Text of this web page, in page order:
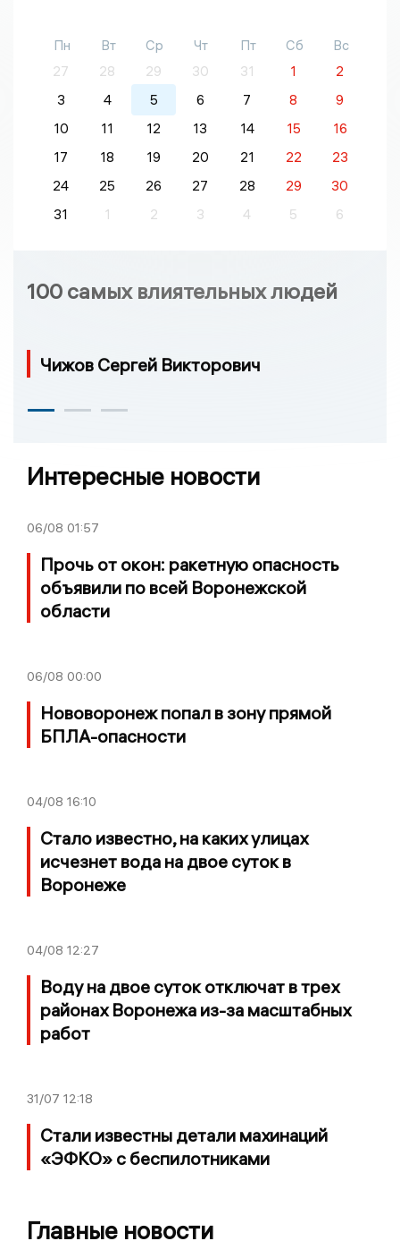
Пн Вт Ср Чт Пт Сб
Вс
27
28 29 30 31 1
2
3
4 5 6 7 8
9
10
11 12 13 14 15
16
17
18 19 20 21 22
23
24
25 26 27 28 29
30
31
1 2 3 4 5 6
100 самых влиятельных людей
Чижов Сергей Викторович
Интересные новости
06/08 01:57
Прочь от окон: ракетную опасность
объявили по всей Воронежской
области
06/08 00:00
Нововоронеж попал в зону прямой
БПЛА-опасности
04/08 16:10
Стало известно, на каких улицах
исчезнет вода на двое суток в
Воронеже
04/08 12:27
Воду на двое суток отключат в трех
районах Воронежа из-за масштабных
работ
31/07 12:18
Стали известны детали махинаций
«ЭФКО» с беспилотниками
Главные новости